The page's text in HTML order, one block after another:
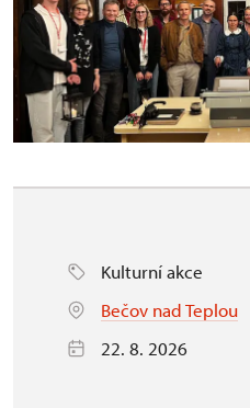
Kulturní akce
Bečov nad Teplou
22. 8. 2026